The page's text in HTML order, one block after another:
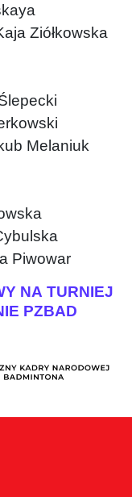
Ziółkowska
Melaniuk
Piwowar
NA TURNIEJ
PZBAD